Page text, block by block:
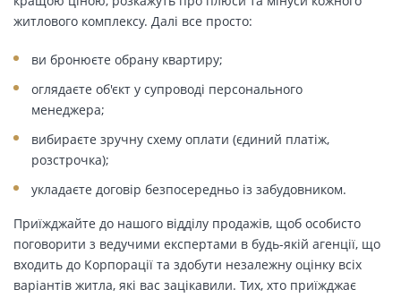
житлового комплексу. Далі все просто:
ви бронюєте обрану квартиру;
оглядаєте об'єкт у супроводі персонального
менеджера;
вибираєте зручну схему оплати (єдиний платіж,
розстрочка);
укладаєте договір безпосередньо із забудовником.
Приїжджайте до нашого відділу продажів, щоб особисто
поговорити з ведучими експертами в будь-якій агенції, що
входить до Корпорації та здобути незалежну оцінку всіх
варіантів житла, які вас зацікавили. Тих, хто приїжджає